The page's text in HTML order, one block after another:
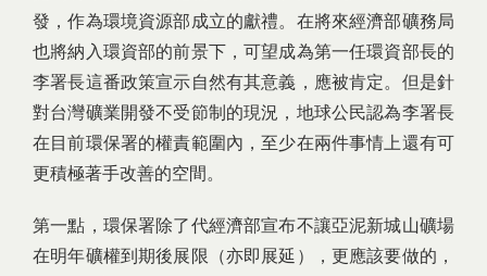
發，作為環境資源部成立的獻禮。在將來經濟部礦務局
也將納入環資部的前景下，可望成為第一任環資部長的
李署長這番政策宣示自然有其意義，應被肯定。但是針
對台灣礦業開發不受節制的現況，地球公民認為李署長
在目前環保署的權責範圍內，至少在兩件事情上還有可
更積極著手改善的空間。
第一點，環保署除了代經濟部宣布不讓亞泥新城山礦場
在明年礦權到期後展限（亦即展延），更應該要做的，